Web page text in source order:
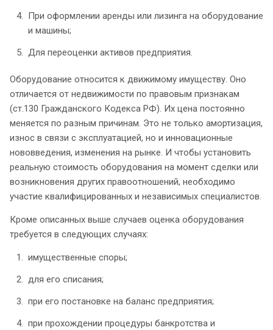
При оформлении аренды или лизинга на оборудование
и машины;
Для переоценки активов предприятия.
Оборудование относится к движимому имуществу. Оно
отличается от недвижимости по правовым признакам
(ст.130 Гражданского Кодекса РФ). Их цена постоянно
меняется по разным причинам. Это не только амортизация,
износ в связи с эксплуатацией, но и инновационные
нововведения, изменения на рынке. И чтобы установить
реальную стоимость оборудования на момент сделки или
возникновения других правоотношений, необходимо
участие квалифицированных и независимых специалистов.
Кроме описанных выше случаев оценка оборудования
требуется в следующих случаях:
имущественные споры;
для его списания;
при его постановке на баланс предприятия;
при прохождении процедуры банкротства и